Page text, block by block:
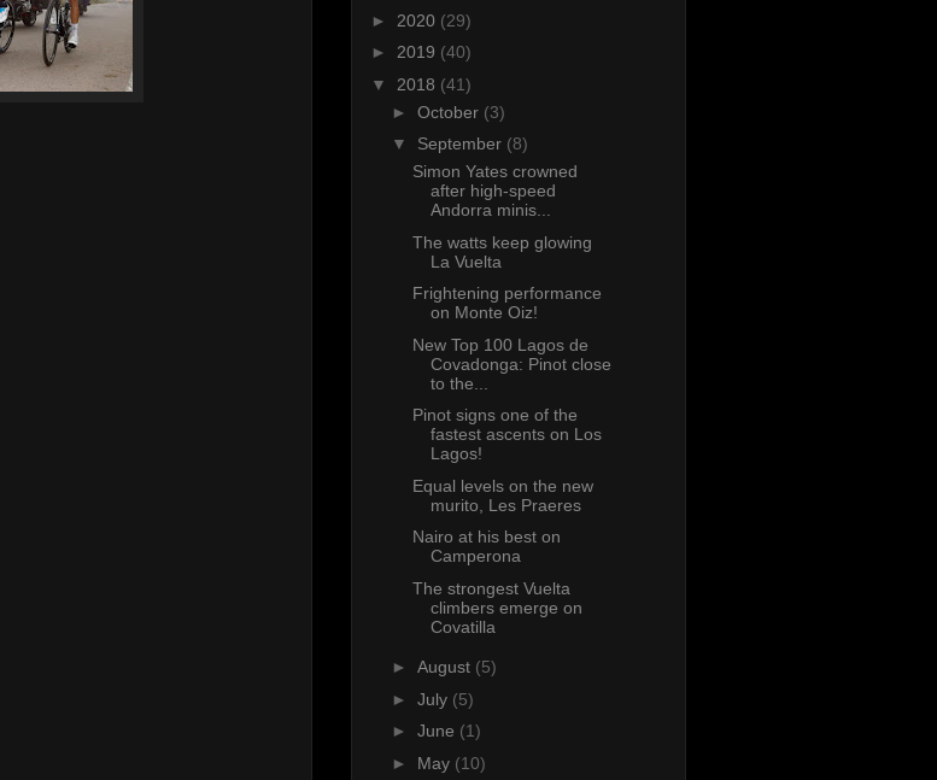
► 2020 (29)
► 2019 (40)
▼ 2018 (41)
► October (3)
▼ September (8)
Simon Yates crowned
after high-speed
Andorra minis...
The watts keep glowing
La Vuelta
Frightening performance
on Monte Oiz!
New Top 100 Lagos de
Covadonga: Pinot close
to the...
Pinot signs one of the
fastest ascents on Los
Lagos!
Equal levels on the new
murito, Les Praeres
Nairo at his best on
Camperona
The strongest Vuelta
climbers emerge on
Covatilla
► August (5)
► July (5)
► June (1)
► May (10)